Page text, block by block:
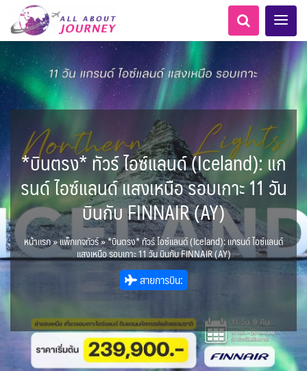
เอเชียกลาง 6 LKA ศรีลังกา 0
AFG อัฟกานิสถาน 0
LKA ศรีลังกา + BGD บังคลา
ศ
0
BTN ภูฏาน 2
BRN บรูไน 0
KHM กัมพูชา 0 จีน 282
HKG ฮ่องกง - มาเก๊า 10 IND อินเดีย 21
IRN อิหร่าน
JPN ญี่ปุ่น 71 JOR จอร์แดน 4
KAZ คาซัคสถาน 19 KORS เกาหลีใต้ 2
แอลเบเนีย - Albania 0 Balkan บอลข่าน
สวิตเซอร์แลนด์ เยอรมนี
ฝรั่งเศส
1
MNE มอนเตเนโกร 1 ล่าแสงเหนือ-ใต้ 11
Baltic บอลติก 4 ยุโรปตะวันออก 12
ยุโรปราคาถูก 1
3 AZE อาเซอร์ไบจาน
BIH บอสเนีย & เฮอร์เซโกวีนา BLR เบลารุส
BEL เบลเยี่ยม 0
HRV โครเอเชีย 3 CYP ไซปรัส 0
อเมริกาใต้ 8 อเมริกากลาง 1
ARG อาร์เจนตินา
CAN แคนาดา 3 CUB คิวบา
CHL ชิลี
ECU เอกวาดอร์ 0 PER เปรู 2
USA สหรัฐอเมริกา บราซิล เปรู
อเมริกา แคนาดา
ทัวร์ ล่องเรือสำราญยุโรป 5 ทัวร์ ล่องเรือสำราญอลาสก้า
1
ทัวร์ ล่องเรือสำราญอเมริกา ทัวร์ ล่องเรือสำราญเอเชีย 0
ทัวร์ ล่องเรือสำราญประเท
ศอื่นๆ
5
ไมโครนีเซีย - Micronesia 1 ขั้วโลกใต้ 2
ขั้วโลกเหนือ 3 นิวซีแลนด์ - New Zealand
11
เกาะโบราโบร่า - Bora Bora ตูนีเซีย - Tunisia 1
แอฟริกาใต้ - South Africa
3
6 แทนซาเนีย - Tanzania
เคนย่า - Kenya
แอลจีเรีย - Algeria
ออสเตรเลีย - Australia 18 ลิเบีย - Libya 1
ทัวร์ อันซีน ประเทศแปลก 32
ล่องเรือดินเนอร์ วันวาเลนไทน์
22
ล่องเรือดินเนอร์วันลอยกระทง
18
ล่องเรือดินเนอร์วันปีใหม่ 19 เรือรอบกลางวัน กทม. 2
ล่องเรือดินเนอร์แม่น้ำ
าพระยา
ล่องเรือโปรแกรมอยุธยา 9
ล่องเรือ รอบ Sunset 14
ล่องเรือเหมาลำ / เหมาชั้น /
อยอร์ช / Speed Boat ส่วนตัวทั่ว
ะเทศ
255
เรือยอร์ช / Speed Boat ฯลฯ
บ Join ทั่วประเทศ
72
ตั๋วสวนสนุก 0 บุฟเฟต์โรงแรม/ร้านอาหาร
บุฟเฟต์ใบหยก 7 ไทยบัสฟู้ดทัวร์
ตั๋วเรือ Hop-on Hop-off 0
โปรแกรมทัวร์ทั่วไทย 0 แต่งชุดไทยถ่ายรูปวัดอรุณฯ
1
พิเศษ! ล่องเรือเทศกาลชมพลุ
ยา
1
ห้องพักราคาพิเศษ 3
ข่าวที่น่าสนใจ
ความรู้ทั่วไป
สถานที่ท่องเที่ยว
*บินตรง* ทัวร์ ไอซ์แลนด์ (Iceland): แก
รนด์ ไอซ์แลนด์ แสงเหนือ รอบเกาะ 11 วัน
บินกับ FINNAIR (AY)
หน้าแรก»แพ็กเกจทัวร์»*บินตรง* ทัวร์ ไอซ์แลนด์ (Iceland): แกรนด์ ไอซ์แลนด์
แสงเหนือ รอบเกาะ 11 วัน บินกับ FINNAIR (AY)
สายการบิน: